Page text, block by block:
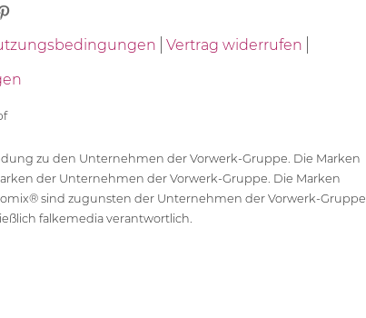
Vertrag widerrufen
zu den Unternehmen der Vorwerk-Gruppe. Die Marken
der Unternehmen der Vorwerk-Gruppe. Die Marken
sind zugunsten der Unternehmen der Vorwerk-Gruppe
falkemedia verantwortlich.